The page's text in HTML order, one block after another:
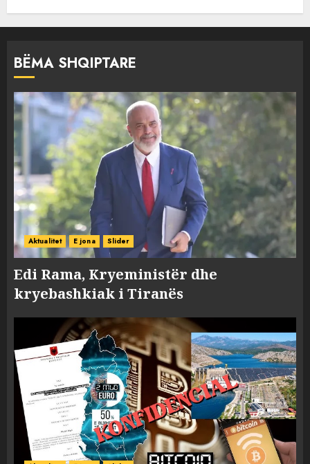
BËMA SHQIPTARE
Aktualitet E jona Slider
Edi Rama, Kryeministër dhe
kryebashkiak i Tiranës